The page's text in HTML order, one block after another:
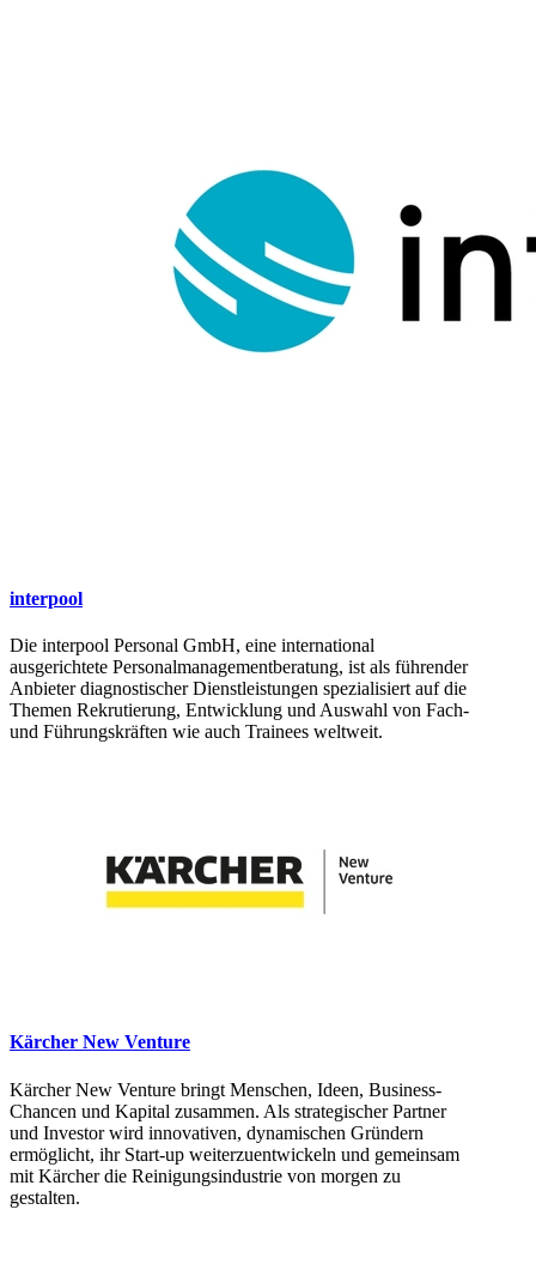
interpool
Die interpool Personal GmbH, eine international
ausgerichtete Personalmanagementberatung, ist als führender
Anbieter diagnostischer Dienstleistungen spezialisiert auf die
Themen Rekrutierung, Entwicklung und Auswahl von Fach-
und Führungskräften wie auch Trainees weltweit.
Kärcher New Venture
Kärcher New Venture bringt Menschen, Ideen, Business-
Chancen und Kapital zusammen. Als strategischer Partner
und Investor wird innovativen, dynamischen Gründern
ermöglicht, ihr Start-up weiterzuentwickeln und gemeinsam
mit Kärcher die Reinigungsindustrie von morgen zu
gestalten.